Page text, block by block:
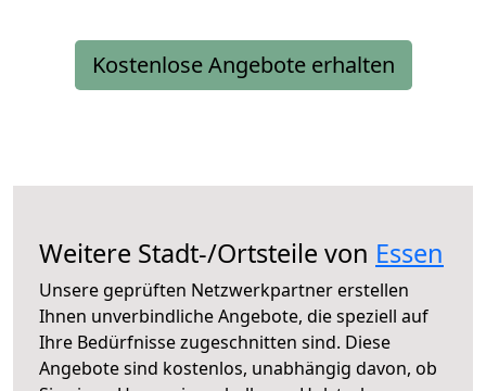
Kostenlose Angebote erhalten
Weitere Stadt-/Ortsteile von Essen
Unsere geprüften Netzwerkpartner erstellen
Ihnen unverbindliche Angebote, die speziell auf
Ihre Bedürfnisse zugeschnitten sind. Diese
Angebote sind kostenlos, unabhängig davon, ob